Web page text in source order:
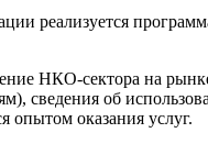
реализуется
НКО-сектора на
сведения об
опытом оказания услуг.